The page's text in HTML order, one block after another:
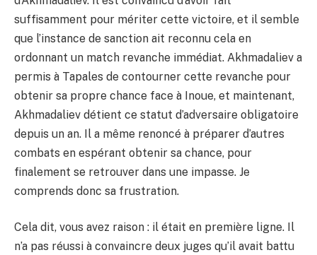
suffisamment pour mériter cette victoire, et il semble
que l’instance de sanction ait reconnu cela en
ordonnant un match revanche immédiat. Akhmadaliev a
permis à Tapales de contourner cette revanche pour
obtenir sa propre chance face à Inoue, et maintenant,
Akhmadaliev détient ce statut d’adversaire obligatoire
depuis un an. Il a même renoncé à préparer d’autres
combats en espérant obtenir sa chance, pour
finalement se retrouver dans une impasse. Je
comprends donc sa frustration.
Cela dit, vous avez raison : il était en première ligne. Il
n’a pas réussi à convaincre deux juges qu’il avait battu